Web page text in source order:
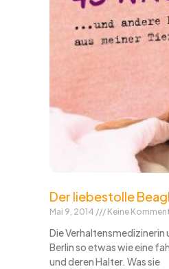
Der liebestolle
Mai 9, 2014 Keine
Die Verhaltensmedizinerin
Berlin so etwas wie eine
und deren Halter. Was sie